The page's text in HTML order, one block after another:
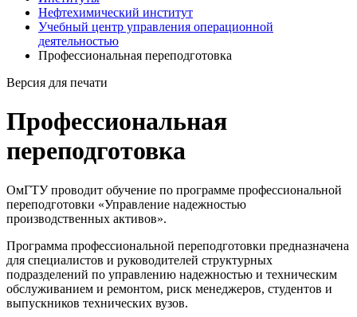
Нефтехимический институт
Учебный центр управления операционной
деятельностью
Профессиональная переподготовка
Версия для печати
Профессиональная
переподготовка
ОмГТУ проводит обучение по программе профессиональной
переподготовки «Управление надежностью
производственных активов».
Программа профессиональной переподготовки предназначена
для специалистов и руководителей структурных
подразделений по управлению надежностью и техническим
обслуживанием и ремонтом, риск менеджеров, студентов и
выпускников технических вузов.